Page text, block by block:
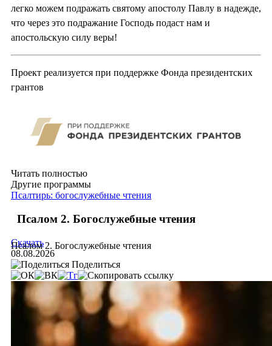
легко можем подражать святому апостолу Павлу в надежде,
что через это подражание Господь подаст нам и
апостольскую силу веры!
Проект реализуется при поддержке Фонда президентских
грантов
Читать полностью
Другие программы
Псалтирь: богослужебные чтения
Псалом 2. Богослужебные чтения
Псалом 2. Богослужебные чтения
Скачать
08.08.2026
Поделиться